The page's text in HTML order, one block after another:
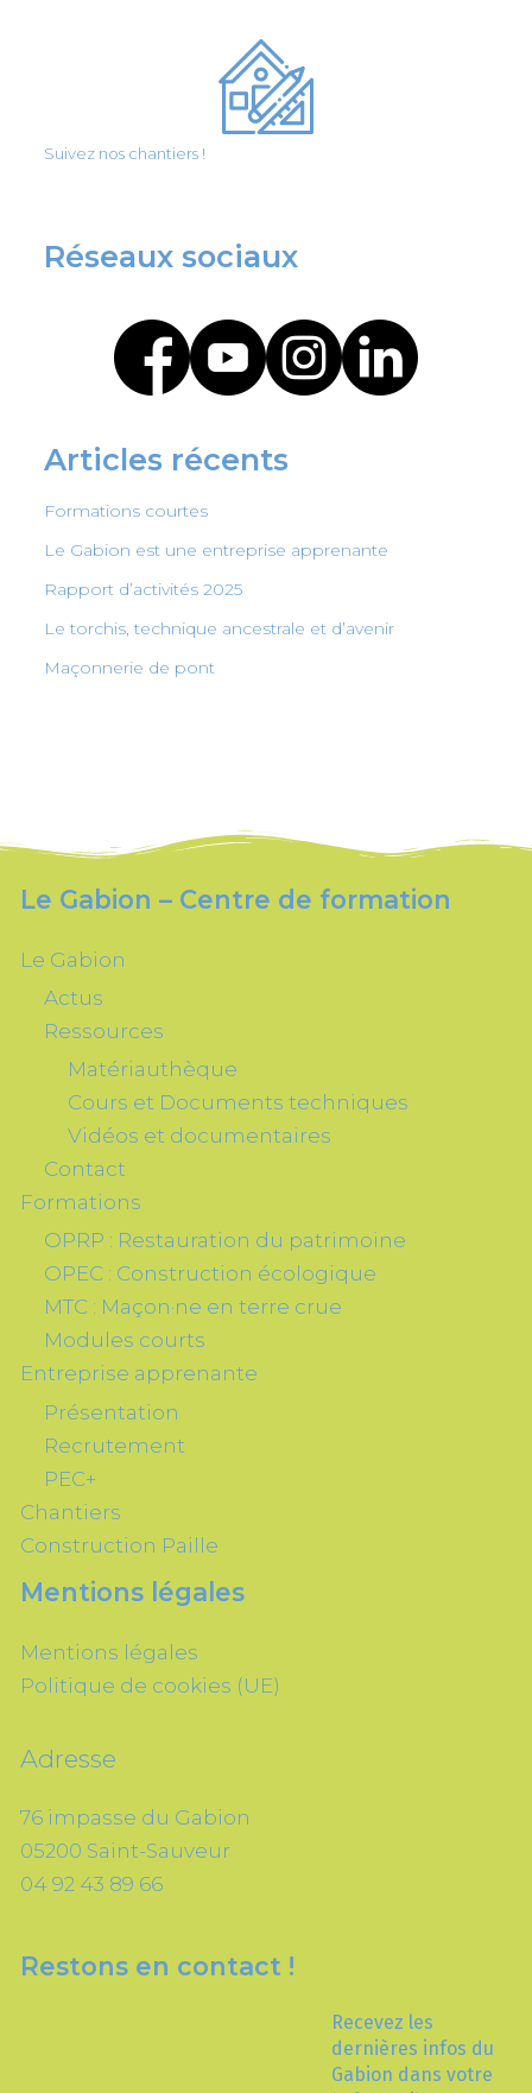
Suivez nos chantiers !
Réseaux sociaux
Articles récents
Formations courtes
Le Gabion est une entreprise apprenante
Rapport d’activités 2025
Le torchis, technique ancestrale et d’avenir
Maçonnerie de pont
Le Gabion – Centre de formation
Le Gabion
Actus
Ressources
Matériauthèque
Cours et Documents techniques
Vidéos et documentaires
Contact
Formations
OPRP : Restauration du patrimoine
OPEC : Construction écologique
MTC : Maçon·ne en terre crue
Modules courts
Entreprise apprenante
Présentation
Recrutement
PEC+
Chantiers
Construction Paille
Mentions légales
Mentions légales
Politique de cookies (UE)
Adresse
76 impasse du Gabion
05200 Saint-Sauveur
04 92 43 89 66
Restons en contact !
Recevez les
dernières infos du
Gabion dans votre